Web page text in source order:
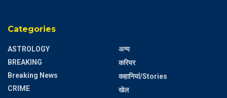
Categories
ASTROLOGY
BREAKING
Breaking News
CRIME
अन्य
करियर
कहानियां/Stories
खेल